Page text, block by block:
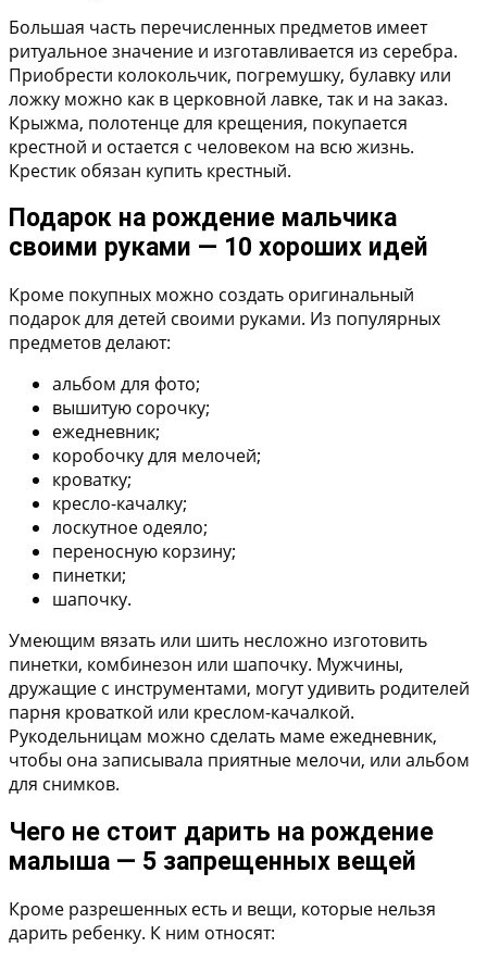
Большая часть перечисленных предметов имеет
ритуальное значение и изготавливается из серебра.
Приобрести колокольчик, погремушку, булавку или
ложку можно как в церковной лавке, так и на заказ.
Крыжма, полотенце для крещения, покупается
крестной и остается с человеком на всю жизнь.
Крестик обязан купить крестный.
Подарок на рождение мальчика
своими руками — 10 хороших идей
Кроме покупных можно создать оригинальный
подарок для детей своими руками. Из популярных
предметов делают:
альбом для фото;
вышитую сорочку;
ежедневник;
коробочку для мелочей;
кроватку;
кресло-качалку;
лоскутное одеяло;
переносную корзину;
пинетки;
шапочку.
Умеющим вязать или шить несложно изготовить
пинетки, комбинезон или шапочку. Мужчины,
дружащие с инструментами, могут удивить родителей
парня кроваткой или креслом-качалкой.
Рукодельницам можно сделать маме ежедневник,
чтобы она записывала приятные мелочи, или альбом
для снимков.
Чего не стоит дарить на рождение
малыша — 5 запрещенных вещей
Кроме разрешенных есть и вещи, которые нельзя
дарить ребенку. К ним относят: